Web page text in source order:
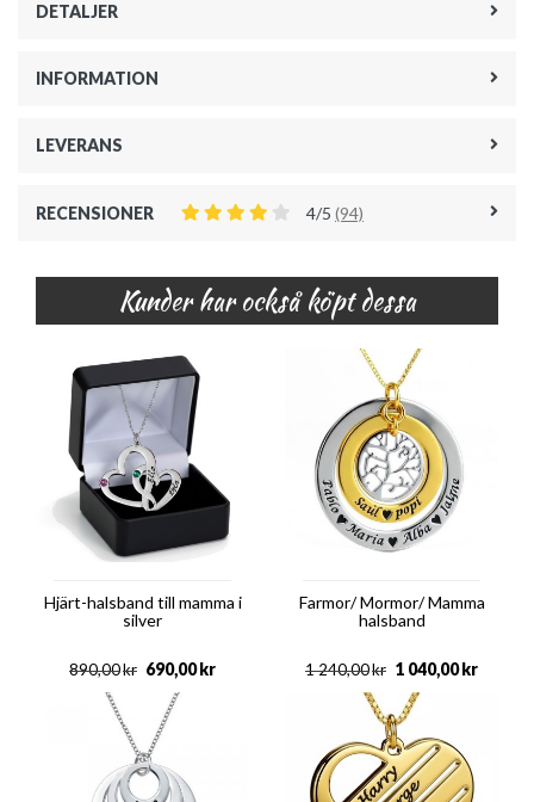
DETALJER
INFORMATION
LEVERANS
RECENSIONER 4/5 (94)
Kunder har också köpt dessa
Hjärt-halsband till mamma i
silver
kr
890,00 kr
690,00
Farmor/ Mormor/ Mamma
halsband
kr
1 240,00 kr
1 040,00